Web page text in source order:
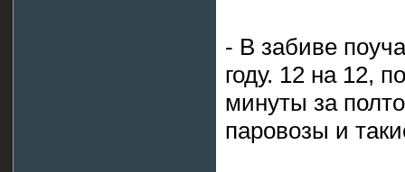
- В забиве
году. 12 на 12,
минуты за
паровозы и